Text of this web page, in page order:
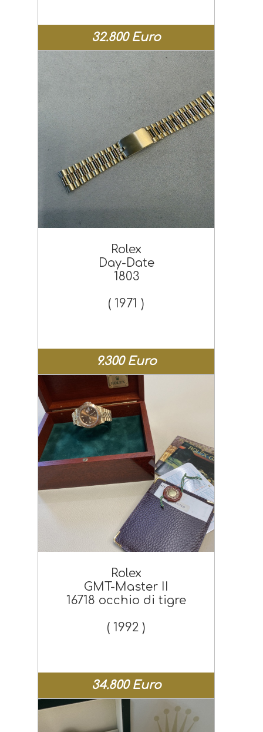
32.800 Euro
Rolex
Day-Date
1803
( 1971 )
9.300 Euro
Rolex
GMT-Master II
16718 occhio di tigre
( 1992 )
34.800 Euro